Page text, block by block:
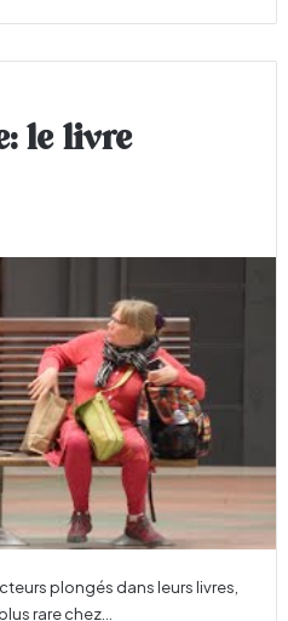
le livre
plongés dans leurs livres,
rare chez…